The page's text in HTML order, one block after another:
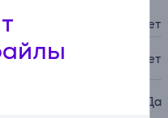
Нет
Нет
Да